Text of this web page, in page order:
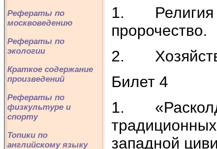
Рефераты по
москвоведению
Рефераты по
экологии
Краткое содержание
произведений
Рефераты по
физкультуре и
спорту
Топики по
английскому языку
1. Религия и
пророчество.
2.
Билет 4
1.
западной